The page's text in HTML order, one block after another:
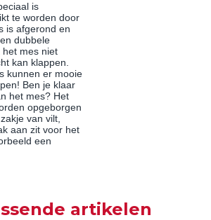
is
te worden door
is afgerond en
dubbele
het mes niet
kan klappen.
kunnen er mooie
Ben je klaar
het mes? Het
opgeborgen
van vilt,
aan zit voor het
een
artikelen